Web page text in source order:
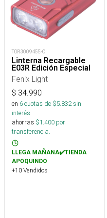
TOR3009455-C
Linterna Recargable
E03R Edición Especial
Fenix Light
$ 34.990
en 6cuotas de $5.832sin
interés
ahorras $1.400 por
transferencia.
LLEGA MAÑANA✔️TIENDA
APOQUINDO
+10 Vendidos